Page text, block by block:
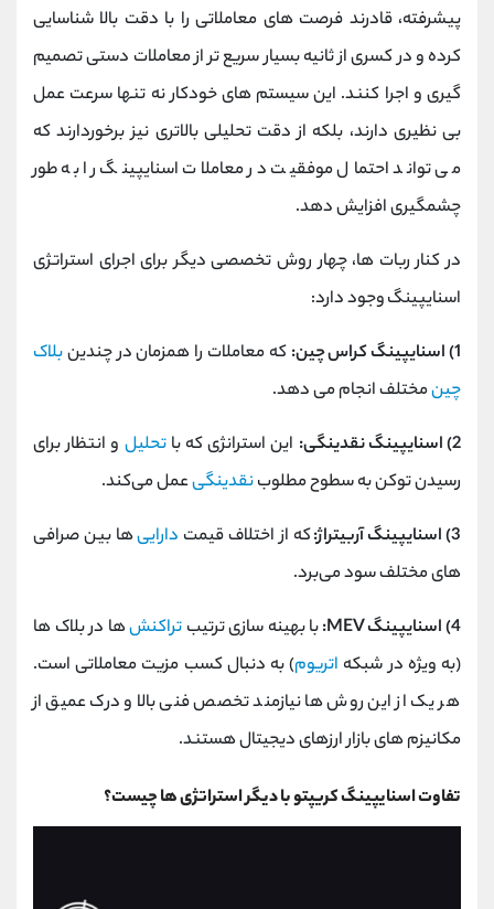
پیشرفته، قادرند فرصت‌ های معاملاتی را با دقت بالا شناسایی
کرده و در کسری از ثانیه بسیار سریع ‌تر از معاملات دستی تصمیم
‌گیری و اجرا کنند. این سیستم ‌های خودکار نه تنها سرعت عمل
بی ‌نظیری دارند، بلکه از دقت تحلیلی بالاتری نیز برخوردارند که
می ‌تواند احتمال موفقیت در معاملات اسنایپینگ را به طور
چشمگیری افزایش دهد.
در کنار ربات ‌ها، چهار روش تخصصی دیگر برای اجرای استراتژی
اسنایپینگ وجود دارد:
1) اسنایپینگ کراس ‌چین:
که معاملات را همزمان در چندینبلاک
‌چینمختلف انجام می‌ دهد.
2) اسنایپینگ نقدینگی:
این استرانژی که باتحلیل و انتظار برای
رسیدن توکن به سطوح مطلوبنقدینگیعمل می‌کند.
3) اسنایپینگ آربیتراژ:
که از اختلاف قیمت داراییها بین صرافی
‌های مختلف سود می‌برد.
4) اسنایپینگ MEV:
با بهینه ‌سازی ترتیب تراکنش‌ها در بلاک ‌ها
(به ویژه در شبکه اتریوم) به دنبال کسب مزیت معاملاتی است.
هر یک از این روش ‌ها نیازمند تخصص فنی بالا و درک عمیق از
مکانیزم ‌های بازار ارزهای دیجیتال هستند.
تفاوت اسنایپینگ کریپتو با دیگر استراتژی ها چیست؟